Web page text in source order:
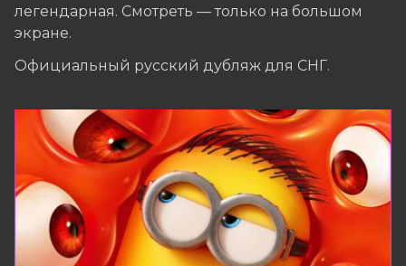
легендарная. Смотреть — только на большом
экране.
Официальный русский дубляж для СНГ.